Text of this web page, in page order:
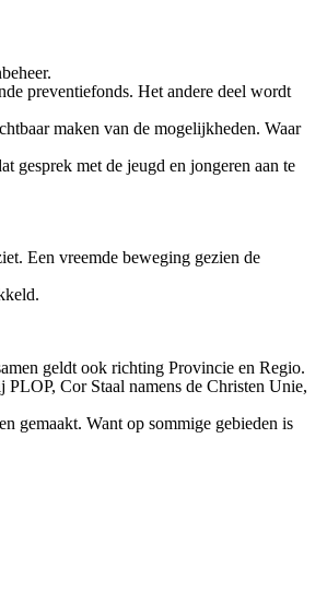
preventiefonds. Het andere deel wordt
maken van de mogelijkheden. Waar
gesprek met de jeugd en jongeren aan te
Een vreemde beweging gezien de
geldt ook richting Provincie en Regio.
PLOP, Cor Staal namens de Christen Unie,
gemaakt. Want op sommige gebieden is